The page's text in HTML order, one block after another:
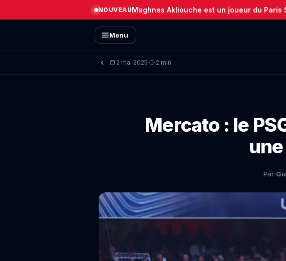
NOUVEAUMaghnes Akliouche est un joueur du Paris
Menu
2 mai 2025· 2 min
Mercato : le
Par